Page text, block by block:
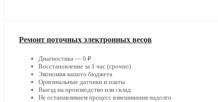
Ремонт поточных электронных весов
Диагностика — 0 ₽
Восстановление за 1 час (срочно)
Экономия вашего бюджета
Оригинальные датчики и платы
Выезд на производство или склад
Не останавливаем процесс взвешивания надолго